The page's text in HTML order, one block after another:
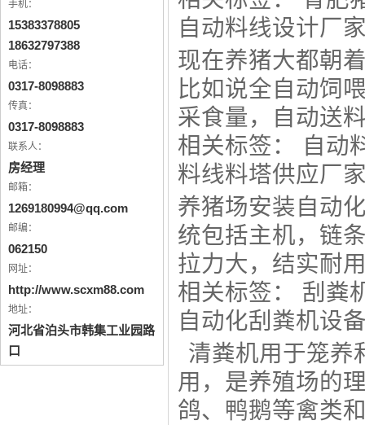
手机：
15383378805
18632797388
电话：
0317-8098883
传真：
0317-8098883
联系人：
房经理
邮箱：
1269180994@qq.com
邮编：
062150
网址：
http://www.scxm88.com
地址：
河北省泊头市韩集工业园路
口
自动料线设计厂
现在养猪大都朝
比如说全自动饲
采食量，自动送
相关标签：
自动
料线料塔供应厂
养猪场安装自动
统包括主机，链
拉力大，结实耐
相关标签：
刮粪
自动化刮粪机设
清粪机用于笼养
用，是养殖场的
鸽、鸭鹅等禽类